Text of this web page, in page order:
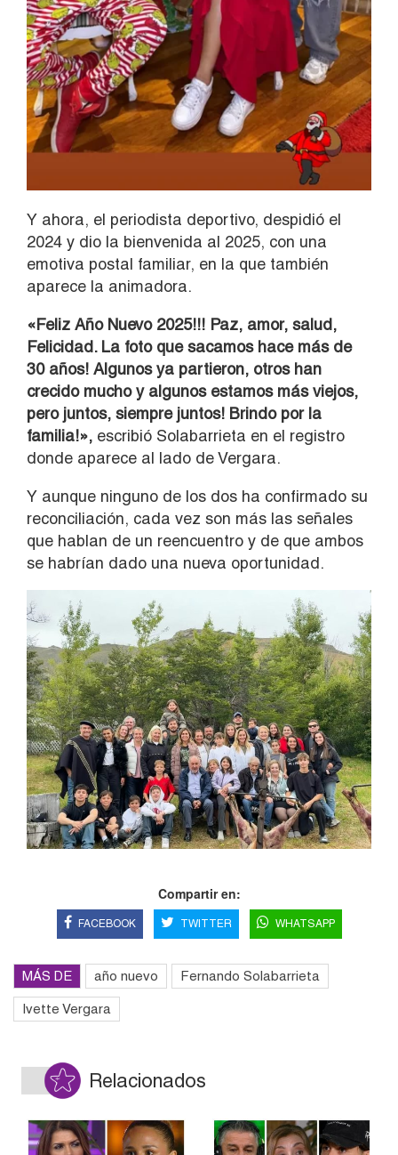
Y ahora, el periodista deportivo, despidió el
2024 y dio la bienvenida al 2025, con una
emotiva postal familiar, en la que también
aparece la animadora.
«Feliz Año Nuevo 2025!!! Paz, amor, salud,
Felicidad. La foto que sacamos hace más de
30 años! Algunos ya partieron, otros han
crecido mucho y algunos estamos más viejos,
pero juntos, siempre juntos! Brindo por la
familia!», escribió Solabarrieta en el registro
donde aparece al lado de Vergara.
Y aunque ninguno de los dos ha confirmado su
reconciliación, cada vez son más las señales
que hablan de un reencuentro y de que ambos
se habrían dado una nueva oportunidad.
Compartir en:
FACEBOOK TWITTER WHATSAPP
MÁS DE año nuevo Fernando Solabarrieta
Ivette Vergara
Relacionados